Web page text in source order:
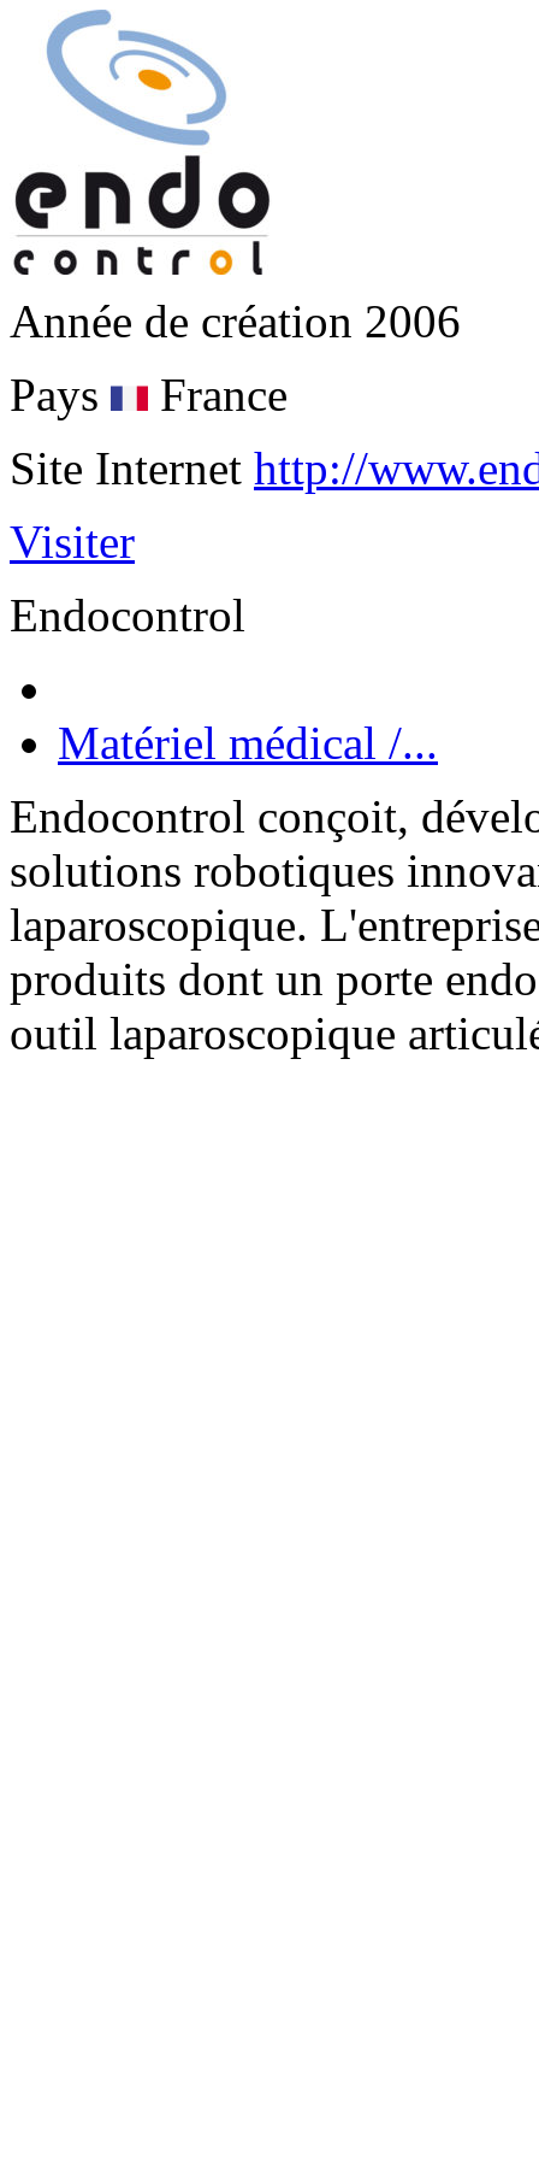
Année de création 2006
Pays
France
Site Internet http://
Visiter
Endocontrol
Matériel médical /...
Endocontrol conçoit,
solutions robotiques
laparoscopique.
produits dont un porte
outil laparoscopique